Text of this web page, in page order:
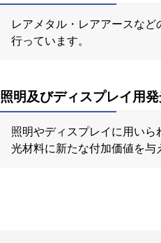
レアメタル・レアアースな
行っています。
照明及びディスプレイ用
照明やディスプレイに用い
光材料に新たな付加価値を与